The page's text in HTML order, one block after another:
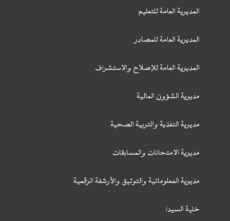
المديرية العامة للتعليم
المديرية العامة للمصادر
المديرية العامة للإصلاح والاستشراف
مديرية الشؤون المالية
مديرية التغذية والتربية الصحية
مديرية الامتحانات والمسابقات
مديرية المعلوماتية والتوثيق والأرشفة الرقمية
خلية السيدا